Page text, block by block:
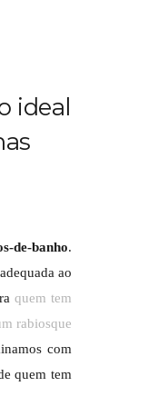
ideal
de-banho.
ao
quem tem
rabiosque
com
quem tem